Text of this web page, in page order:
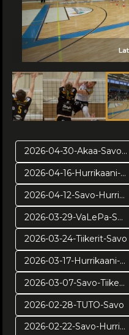
2026-04-30-Akaa-Savo-pr2
2026-04-16-Hurrikaani-Savo-VE4
2026-04-12-Savo-Hurrikaani-ve2
2026-03-29-VaLePa-Savo-pv2
2026-03-24-Tiikerit-Savo
2026-03-17-Hurrikaani-Savo
2026-03-07-Savo-Tiikerit
2026-02-28-TUTO-Savo
2026-02-22-Savo-Hurrikaani